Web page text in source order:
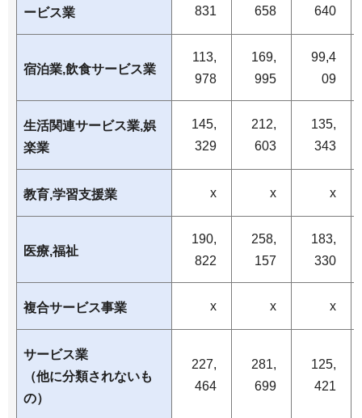
ービス業
831
658
640
宿泊業,飲食サービス業
113,
978
169,
995
99,4
09
生活関連サービス業,娯
楽業
145,
329
212,
603
135,
343
教育,学習支援業 x x x
医療,福祉
190,
822
258,
157
183,
330
複合サービス事業 x x x
サービス業
（他に分類されないも
の）
227,
464
281,
699
125,
421